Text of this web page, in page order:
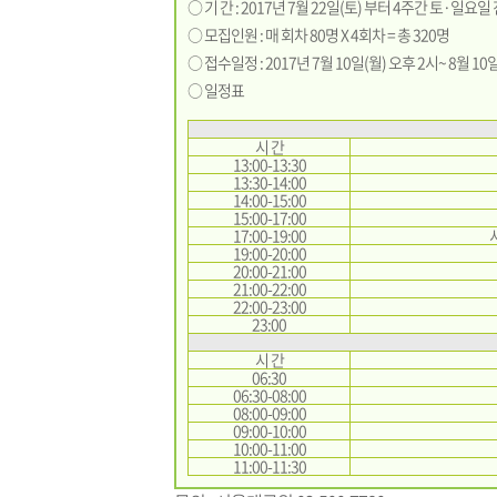
○ 기 간 : 2017년 7월 22일(토) 부터 4주간 토·일요일
○ 모집인원 : 매 회차 80명 X 4회차 = 총 320명
○ 접수일정 : 2017년 7월 10일(월) 오후 2시~ 8월 10
○ 일정표
시 간
13:00-13:30
13:30-14:00
14:00-15:00
15:00-17:00
17:00-19:00
19:00-20:00
20:00-21:00
21:00-22:00
22:00-23:00
23:00
시 간
06:30
06:30-08:00
08:00-09:00
09:00-10:00
10:00-11:00
11:00-11:30